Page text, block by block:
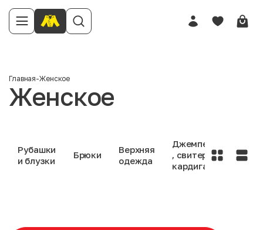
Главная-Женское
Женское
Рубашки
и блузки
Брюки
Верхняя
одежда
Джемперы
, свитеры ,
кардиганы